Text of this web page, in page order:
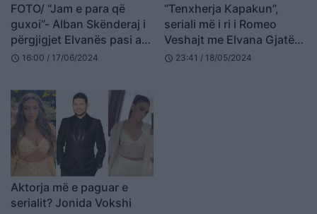
FOTO/ “Jam e para që
guxoi”- Alban Skënderaj i
përgjigjet Elvanës pasi ajo
e “thumboi”?
schedule 16:00 / 17/06/2024
“Tenxherja Kapakun”,
seriali më i ri i Romeo
Veshajt me Elvana Gjatën!
Aktori emocionohet kur
schedule 23:41 / 18/05/2024
Aktorja më e paguar e
serialit? Jonida Vokshi